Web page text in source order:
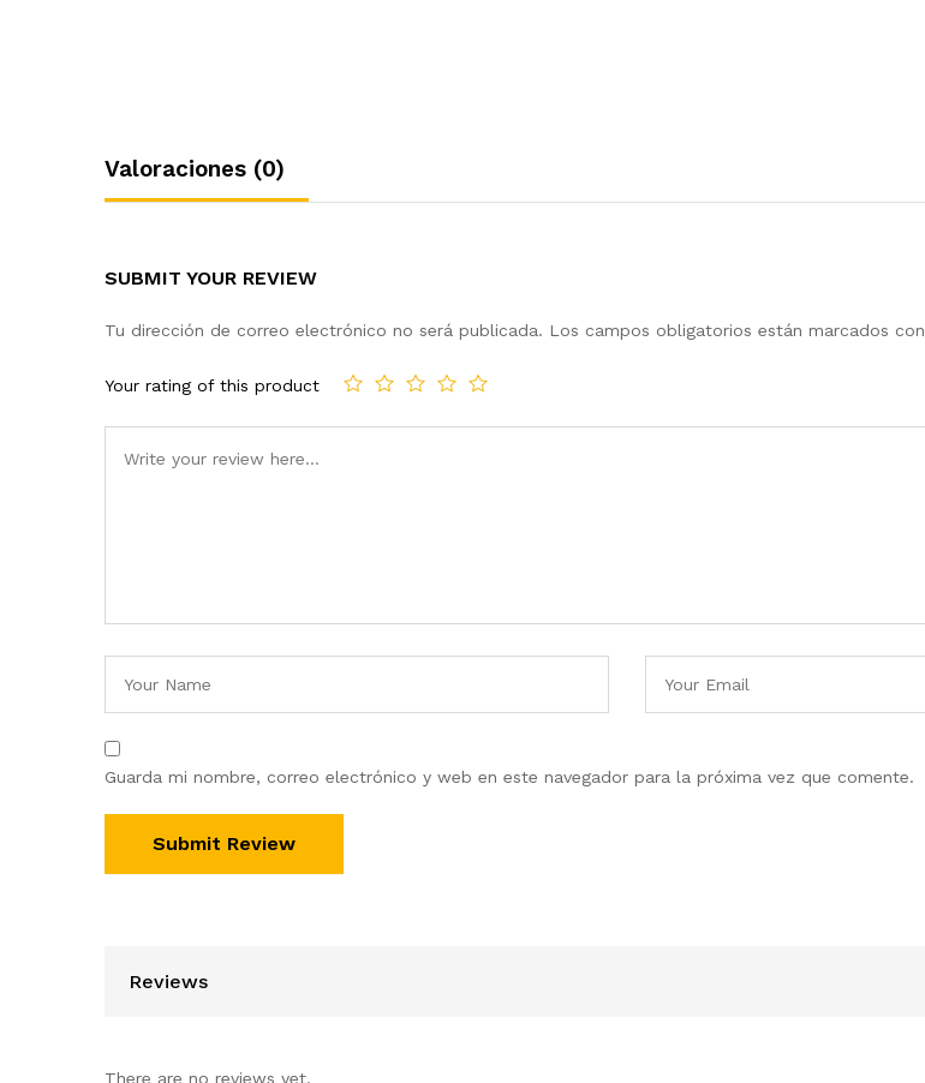
Valoraciones (0)
SUBMIT YOUR REVIEW
Tu dirección de correo electrónico no será publicada. Los campos obligatorios están marcados con
Your rating of this product
Guarda mi nombre, correo electrónico y web en este navegador para la próxima vez que comente.
Reviews
There are no reviews yet.